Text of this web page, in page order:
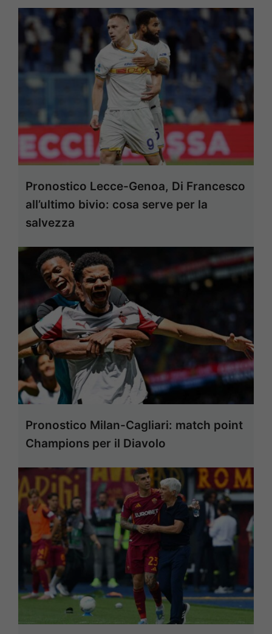
Pronostico Lecce-Genoa, Di Francesco
all’ultimo bivio: cosa serve per la
salvezza
Pronostico Milan-Cagliari: match point
Champions per il Diavolo